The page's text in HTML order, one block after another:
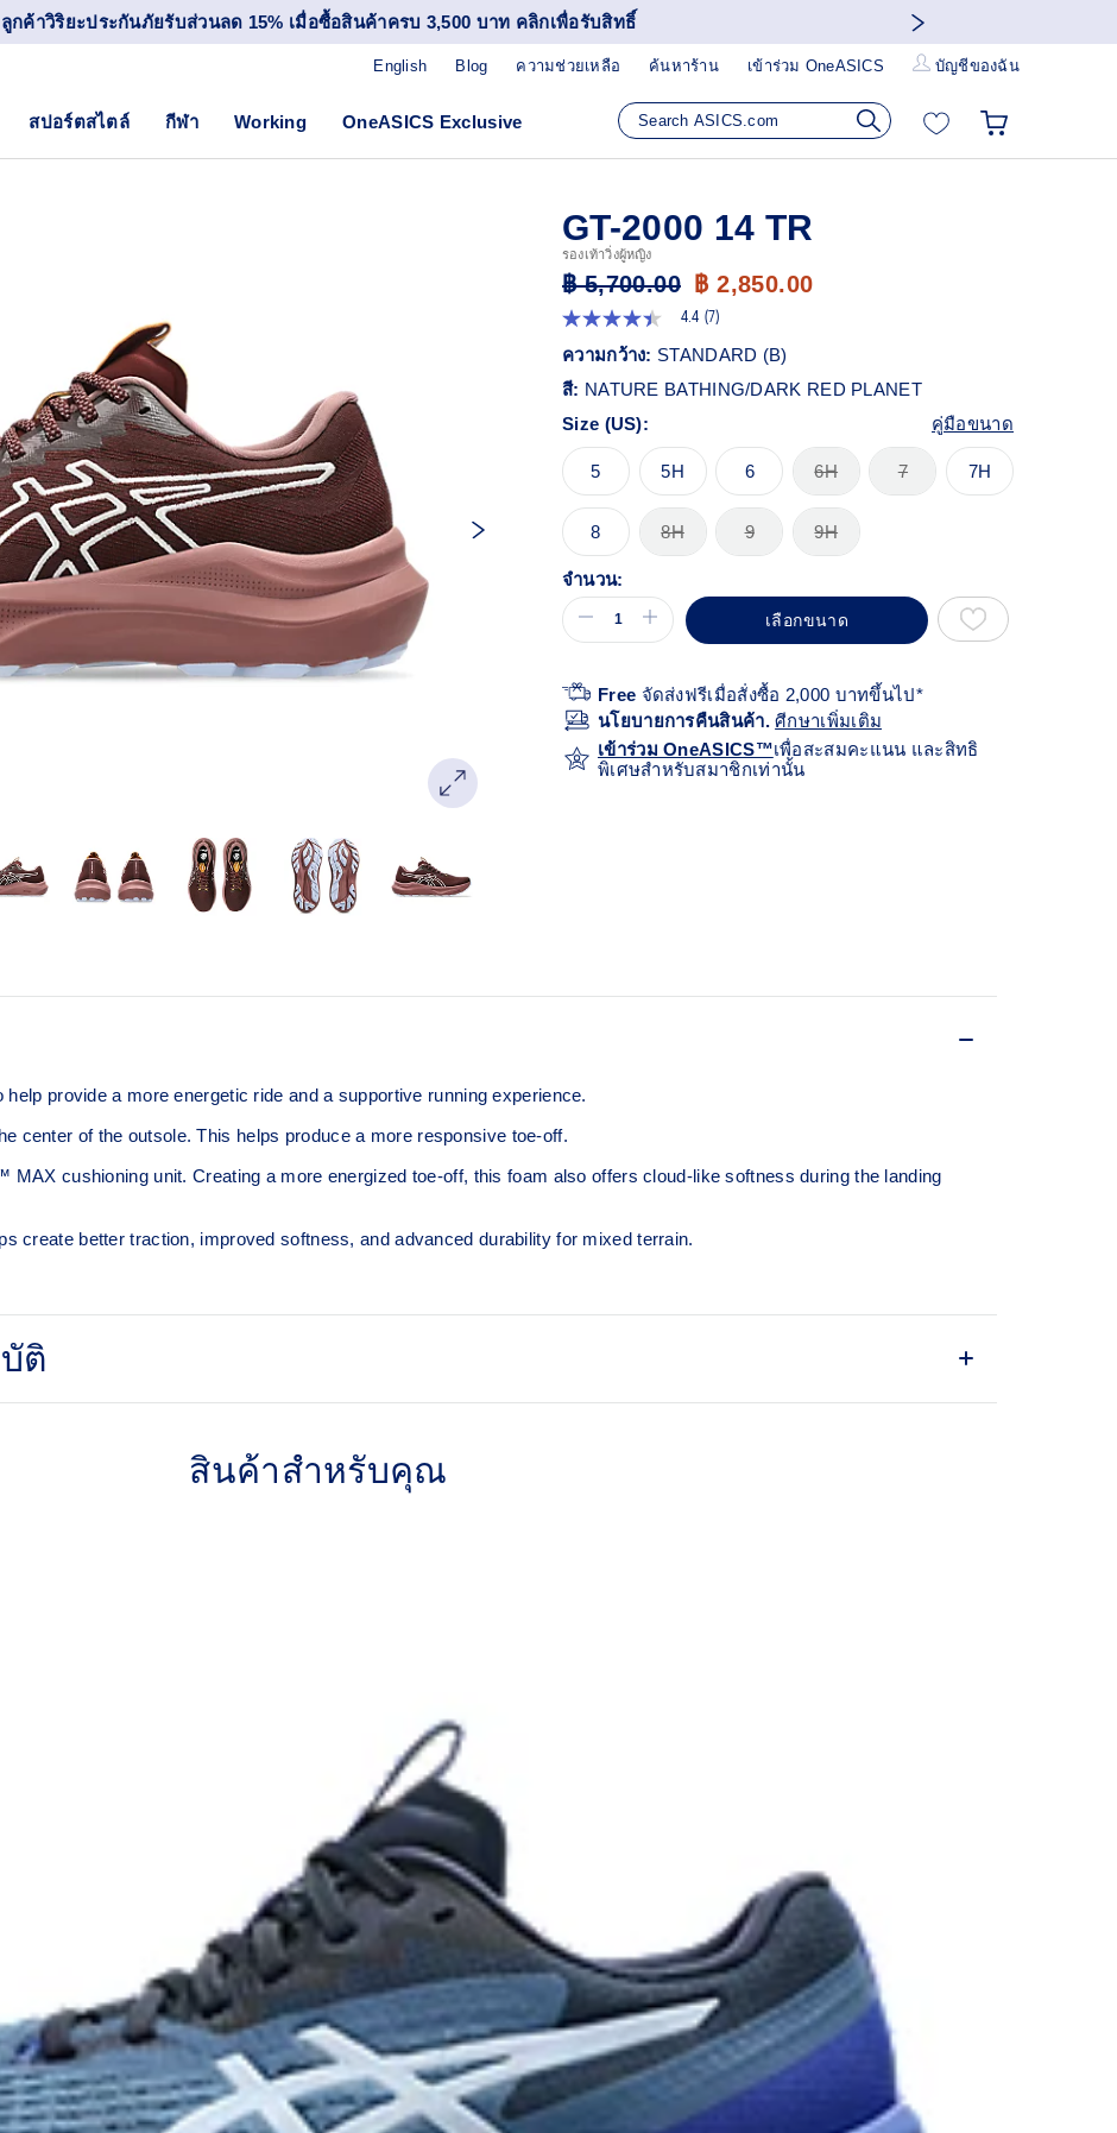
ลูกค้าวิริยะประกันภัยรับส่วนลด 15% เมื่อซื้อสินค้าครบ 3,500 บาท คลิกเพื่อรับสิทธิ์
Blog ความช่วยเหลือ ค้นหาร้าน เข้าร่วม OneASICS บัญชีของฉัน
English
สปอร์ตสไตล์ กีฬา Working OneASICS Exclusive
GT-2000 14 TR
รองเท้าวิ่งผู้หญิง
฿ 5,700.00 ฿ 2,850.00
4.4
จาก
5
ดาว
ค่า
คะแนน
Read
7
Reviews.
ลิงก์
หน้า
เดียวกัน
4.4 (7)
ความกว้าง: STANDARD (B)
สี: NATURE BATHING/DARK RED PLANET
Size (US):
คู่มือขนาด
5 5H 6 6H 7 7H
8 8H 9 9H
จำนวน:
เลือกขนาด
Free จัดส่งฟรีเมื่อสั่งซื้อ 2,000 บาทขึ้นไป*
นโยบายการคืนสินค้า.ศีกษาเพิ่มเติม
เข้าร่วม OneASICS™เพื่อสะสมคะแนน และสิทธิ
พิเศษสำหรับสมาชิกเท่านั้น
provide a more energetic ride and a supportive running experience.
center of the outsole. This helps produce a more responsive toe-off.
cushioning unit. Creating a more energized toe-off, this foam also offers cloud-like softness during the landing
create better traction, improved softness, and advanced durability for mixed terrain.
ติ
midfoot while reducing tongue movement.
more energy return for an
AHAR™ LO heel plug rubber
A lower-density rubber placed in key areas of the outsole for reliable grip and
traction without sacrificing durability.
At least 50% of the shoe's main upper material is made with recycled
content to reduce waste and carbon emissions
dyeing process that reduces
dyeing technology
สินค้าสำหรับคุณ